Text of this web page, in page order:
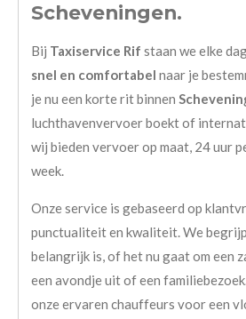
Scheveningen.
Bij Taxiservice Rif staan we elke
snel en comfortabel naar je
je nu een korte rit binnen
luchthavenvervoer boekt of
wij bieden vervoer op maat, 24 uur
week.
Onze service is gebaseerd op
punctualiteit en kwaliteit. We
belangrijk is, of het nu gaat om een
een avondje uit of een
onze ervaren chauffeurs voor een